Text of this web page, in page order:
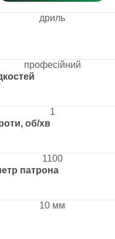
об/хв
патрона
дриль
професійний
1
1100
10 мм